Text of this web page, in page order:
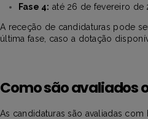
Fase 4: até 26 de fevereiro de
A receção de candidaturas pode
última fase, caso a dotação
Como são avaliados
As candidaturas são avaliadas com